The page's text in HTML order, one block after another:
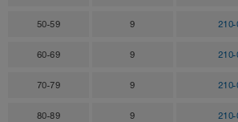
50-59 9
60-69 9
70-79 9
80-89 9